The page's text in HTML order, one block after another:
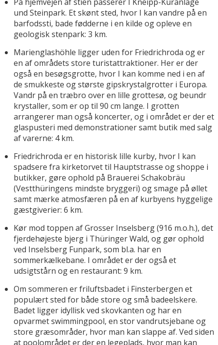
und Steinpark. Et skønt sted, hvor I kan vandre på en
barfodssti, bade fødderne i en kilde og opleve en
geologisk stenpark: 3 km.
Marienglashöhle ligger uden for Friedrichroda og er
en af områdets store turistattraktioner. Her er der
også en besøgsgrotte, hvor I kan komme ned i en af
de smukkeste og største gipskrystalgrotter i Europa.
Vandr på en træbro over en lille grottesø, og beundr
krystaller, som er op til 90 cm lange. I grotten
arrangerer man også koncerter, og i området er der et
glaspusteri med demonstrationer samt butik med salg
af varerne: 4 km.
Friedrichroda er en historisk lille kurby, hvor I kan
spadsere fra kirketorvet til Hauptstrasse og shoppe i
butikker, gøre ophold på Brauerei Schakobräu
(Vestthüringens mindste bryggeri) og smage på øllet
samt mærke atmosfæren på en af kurbyens hyggelige
gæstgiverier: 6 km.
Kør mod toppen af Grosser Inselsberg (916 m.o.h.), det
fjerdehøjeste bjerg i Thüringer Wald, og gør ophold
ved Inselsberg Funpark, som bl.a. har en
sommerkælkebane. I området er der også et
udsigtstårn og en restaurant: 9 km.
Om sommeren er friluftsbadet i Finsterbergen et
populært sted for både store og små badeelskere.
Badet ligger idyllisk ved skovkanten og har en
opvarmet swimmingpool, en stor vandrutsjebane og
store græsområder, hvor man kan slappe af. Ved siden
at poolområdet er der en legeplads, hvor man kan